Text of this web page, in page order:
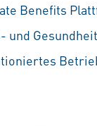
Benefits
und